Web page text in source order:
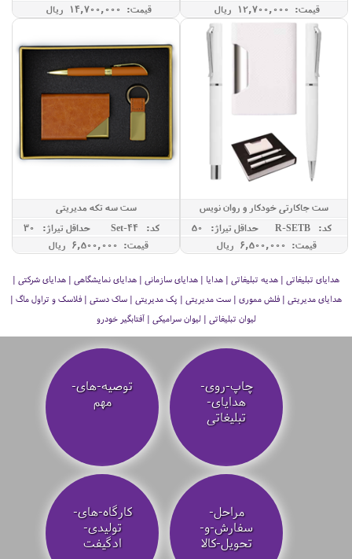
قیمت: 12,700,000 ريال
قیمت: 14,700,000 ريال
ست جاکارتی خودکار و روان نویس
کد: R-SETB
حداقل تيراژ: 50
قیمت: 6,500,000 ريال
ست سه تکه مدیریتی
کد: Set-44
حداقل تيراژ: 30
قیمت: 6,500,000 ريال
هدایای تبلیغاتی | هدیه تبلیغاتی | هدایا | هدایای سازمانی | هدایای نمایشگاهی | هدایای شرکتی |
هدایای مدیریتی | فلش مموری | ست مدیریتی | پک مدیریتی | ساک دستی | فلاسک و تراول ماگ |
لیوان تبلیغاتی | لیوان سرامیکی | آفتابگیر خودرو
چاپ-روی-
هدایای-
تبلیغاتی
توصیه‌-های-
مهم
مراحل-
سفارش-و-
تحویل-کالا
کارگاه-های-
تولیدی-
ادگیفت